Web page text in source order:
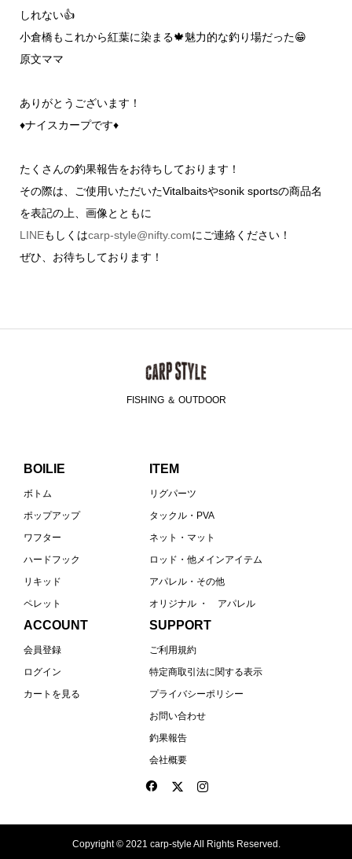
しれない👍
小倉橋もこれから紅葉に染まる🍁魅力的な釣り場だった😁
原文ママ
ありがとうございます！
♦ナイスカープです♦
たくさんの釣果報告をお待ちしております！
その際は、ご使用いただいたVitalbaitsやsonik sportsの商品名
を表記の上、画像とともに
LINEもしくはcarp-style@nifty.comにご連絡ください！
ぜひ、お待ちしております！
FISHING ＆ OUTDOOR
BOILIE
ボトム
ポップアップ
ワフター
ハードフック
リキッド
ペレット
ITEM
リグパーツ
タックル・PVA
ネット・マット
ロッド・他メインアイテム
アパレル・その他
オリジナル ・ アパレル
ACCOUNT
会員登録
ログイン
カートを見る
SUPPORT
ご利用規約
特定商取引法に関する表示
プライバシーポリシー
お問い合わせ
釣果報告
会社概要
Copyright © 2021 carp-style All Rights Reserved.